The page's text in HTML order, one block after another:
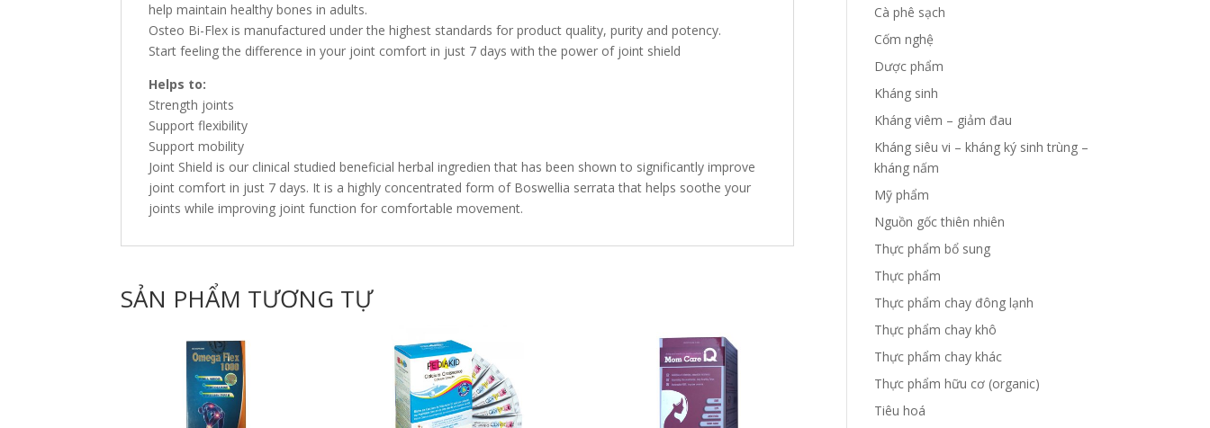
help maintain healthy bones in adults.
Osteo Bi-Flex is manufactured under the highest standards for product quality, purity and potency.
Start feeling the difference in your joint comfort in just 7 days with the power of joint shield
Helps to:
Strength joints
Support flexibility
Support mobility
Joint Shield is our clinical studied beneficial herbal ingredien that has been shown to significantly improve
joint comfort in just 7 days. It is a highly concentrated form of Boswellia serrata that helps soothe your
joints while improving joint function for comfortable movement.
SẢN PHẨM TƯƠNG TỰ
Cà phê sạch
Cốm nghệ
Dược phẩm
Kháng sinh
Kháng viêm – giảm đau
Kháng siêu vi – kháng ký sinh trùng –
kháng nấm
Mỹ phẩm
Nguồn gốc thiên nhiên
Thực phẩm bổ sung
Thực phẩm
Thực phẩm chay đông lạnh
Thực phẩm chay khô
Thực phẩm chay khác
Thực phẩm hữu cơ (organic)
Tiêu hoá